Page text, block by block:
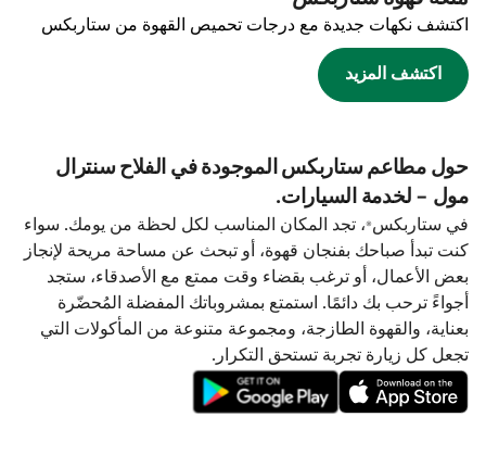
اكتشف نكهات جديدة مع درجات تحميص القهوة من ستاربكس
اكتشف المزيد
حول مطاعم ستاربكس الموجودة في الفلاح سنترال
مول - لخدمة السيارات.
في ستاربكس®، تجد المكان المناسب لكل لحظة من يومك. سواء
كنت تبدأ صباحك بفنجان قهوة، أو تبحث عن مساحة مريحة لإنجاز
بعض الأعمال، أو ترغب بقضاء وقت ممتع مع الأصدقاء، ستجد
أجواءً ترحب بك دائمًا. استمتع بمشروباتك المفضلة المُحضّرة
بعناية، والقهوة الطازجة، ومجموعة متنوعة من المأكولات التي
تجعل كل زيارة تجربة تستحق التكرار.